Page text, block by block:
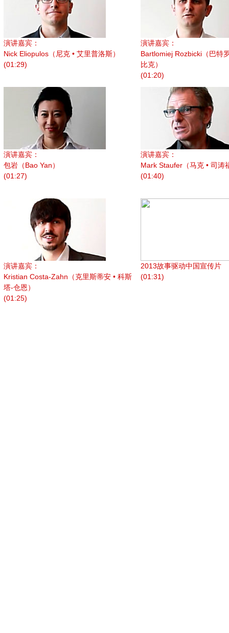
演讲嘉宾：
Nick Eliopulos（尼克 • 艾里普洛斯）
(01:29)
演讲嘉宾：
Bartlomiej Rozbicki（巴特
比克）
(01:20)
演讲嘉宾：
包岩（Bao Yan）
(01:27)
演讲嘉宾：
Mark Staufer（马克 • 司涛
(01:40)
演讲嘉宾：
Kristian Costa-Zahn（克里斯蒂安 • 科斯
塔-仓恩）
(01:25)
2013故事驱动中国宣传片
(01:31)